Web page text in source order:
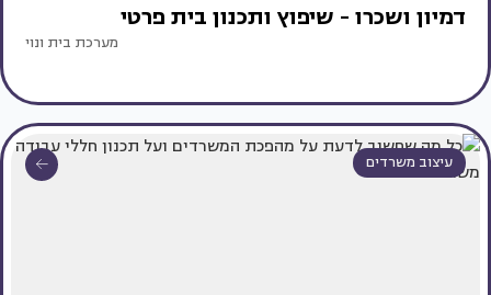
דמיון ושכרו - שיפוץ ותכנון בית פרטי
מערכת בית ונוי
עיצוב משרדים